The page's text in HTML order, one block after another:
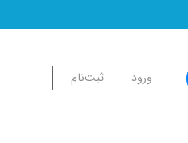
ورود ثبت‌نام